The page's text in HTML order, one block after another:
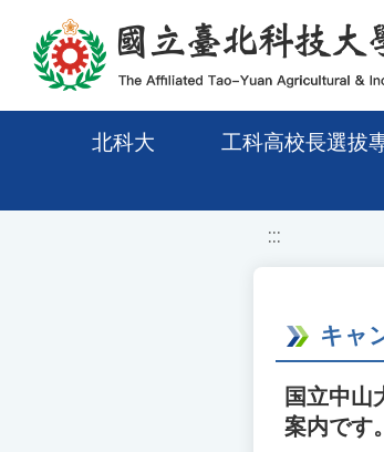
移至網頁之主要內容區位置
北科大 工科高校長選拔
:::
キャ
国立中山
案内です